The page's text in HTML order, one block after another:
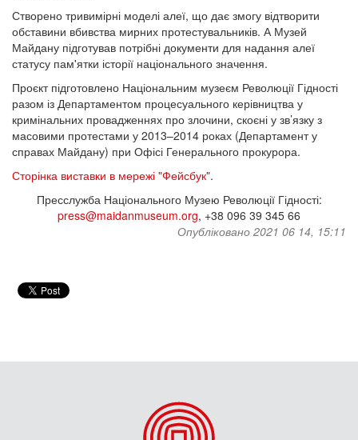
Створено тривимірні моделі алеї, що дає змогу відтворити
обставини вбивства мирних протестувальників. А Музей
Майдану підготував потрібні документи для надання алеї
статусу пам'ятки історії національного значення.
Проєкт підготовлено Національним музеєм Революції Гідності
разом із Департаментом процесуального керівництва у
кримінальних провадженнях про злочини, скоєні у зв’язку з
масовими протестами у 2013–2014 роках (Департамент у
справах Майдану) при Офісі Генерального прокурора.
Сторінка виставки в мережі "Фейсбук".
Пресслужба Національного Музею Революції Гідності:
press@maidanmuseum.org, +38 096 39 345 66
Опубліковано 2021 06 14, 15:11